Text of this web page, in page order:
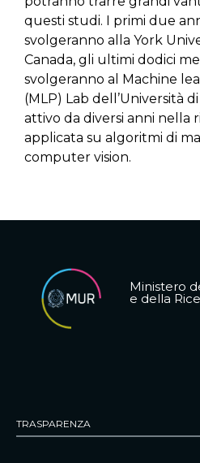
questi studi. I primi due
svolgeranno alla York
Canada, gli ultimi dodici
svolgeranno al Machine
(MLP) Lab dell’Università
attivo da diversi anni nella
applicata su algoritmi di
computer vision.
Ministero
e della
TRASPARENZA